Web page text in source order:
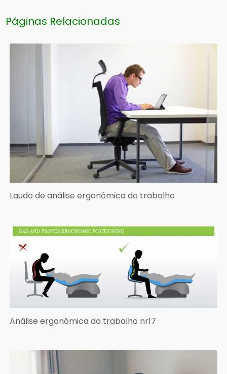
Páginas Relacionadas
Laudo de análise ergonômica do trabalho
Análise ergonômica do trabalho nr17